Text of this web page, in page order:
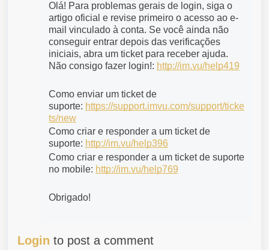
Olá! Para problemas gerais de login, siga o
artigo oficial e revise primeiro o acesso ao e-
mail vinculado à conta. Se você ainda não
conseguir entrar depois das verificações
iniciais, abra um ticket para receber ajuda.
Não consigo fazer login!: http://im.vu/help419
Como enviar um ticket de
suporte: https://support.imvu.com/support/ticke
ts/new
Como criar e responder a um ticket de
suporte: http://im.vu/help396
Como criar e responder a um ticket de suporte
no mobile: http://im.vu/help769
Obrigado!
Login to post a comment